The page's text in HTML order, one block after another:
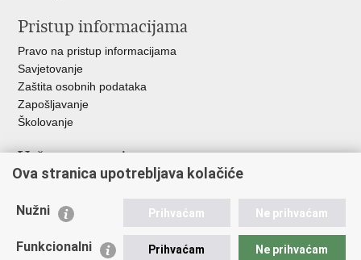
Pristup informacijama
Pravo na pristup informacijama
Savjetovanje
Zaštita osobnih podataka
Zapošljavanje
Školovanje
Važne poveznice
Ministarstvo unutarnjih poslova
Udruge
Policijska akademija
Ova stranica upotrebljava kolačiće
Nužni Prihvaćam Ne prihvaćam
Funkcionalni Prihvaćam Ne prihvaćam